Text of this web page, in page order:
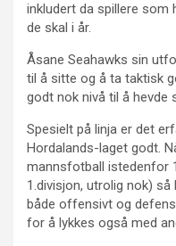
inkludert da spillere som
de skal i år.
Åsane Seahawks sin
til å sitte og å ta taktisk
godt nok nivå til å hevde
Spesielt på linja er det
Hordalands-laget godt.
mannsfotball istedenfor
1.divisjon, utrolig nok)
både offensivt og
for å lykkes også med